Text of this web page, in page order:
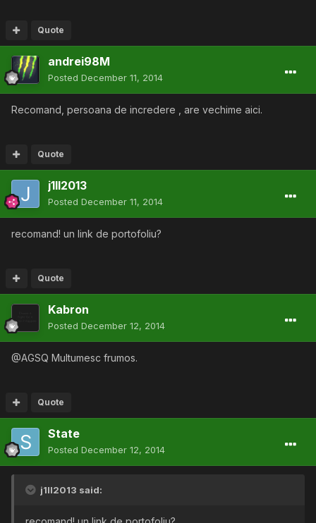
Quote
andrei98M
Posted December 11, 2014
Recomand, persoana de incredere , are vechime aici.
Quote
j1ll2013
Posted December 11, 2014
recomand! un link de portofoliu?
Quote
Kabron
Posted December 12, 2014
@AGSQ Multumesc frumos.
Quote
State
Posted December 12, 2014
j1ll2013 said: